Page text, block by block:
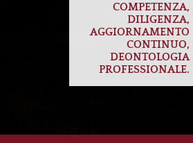
COMPETENZA,
DILIGENZA,
AGGIORNAMENTO
CONTINUO,
DEONTOLOGIA
PROFESSIONALE.